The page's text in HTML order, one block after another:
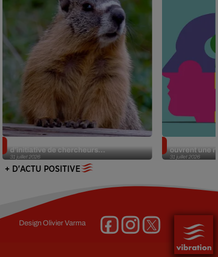
31 juillet 2026
d’initiative de chercheurs...
31 juillet 2026
ouvrent une
+ D'ACTU POSITIVE
DesignOlivier Varma